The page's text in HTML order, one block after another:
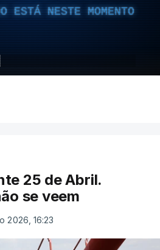
ESTÁ NESTE MOMENTO
25 de Abril.
se veem
2026, 16:23